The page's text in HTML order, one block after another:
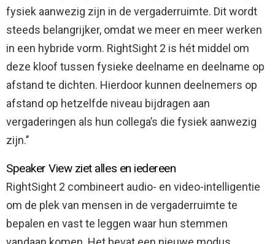
fysiek aanwezig zijn in de vergaderruimte. Dit wordt
steeds belangrijker, omdat we meer en meer werken
in een hybride vorm. RightSight 2 is hét middel om
deze kloof tussen fysieke deelname en deelname op
afstand te dichten. Hierdoor kunnen deelnemers op
afstand op hetzelfde niveau bijdragen aan
vergaderingen als hun collega’s die fysiek aanwezig
zijn.’’
Speaker View ziet alles en iedereen
RightSight 2 combineert audio- en video-intelligentie
om de plek van mensen in de vergaderruimte te
bepalen en vast te leggen waar hun stemmen